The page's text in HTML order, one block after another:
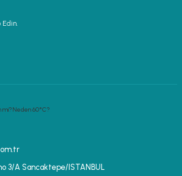
Edin.
3/A Sancaktepe/ISTANBUL